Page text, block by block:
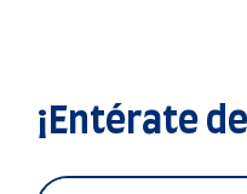
¡Entérate